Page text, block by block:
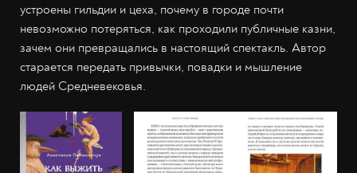
устроены гильдии и цеха, почему в городе почти
невозможно потеряться, как проходили публичные казни,
зачем они превращались в настоящий спектакль. Автор
старается передать привычки, повадки и мышление
людей Средневековья.